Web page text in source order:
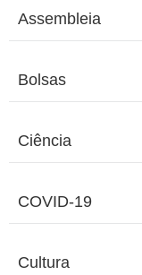
Assembleia
Bolsas
Ciência
COVID-19
Cultura